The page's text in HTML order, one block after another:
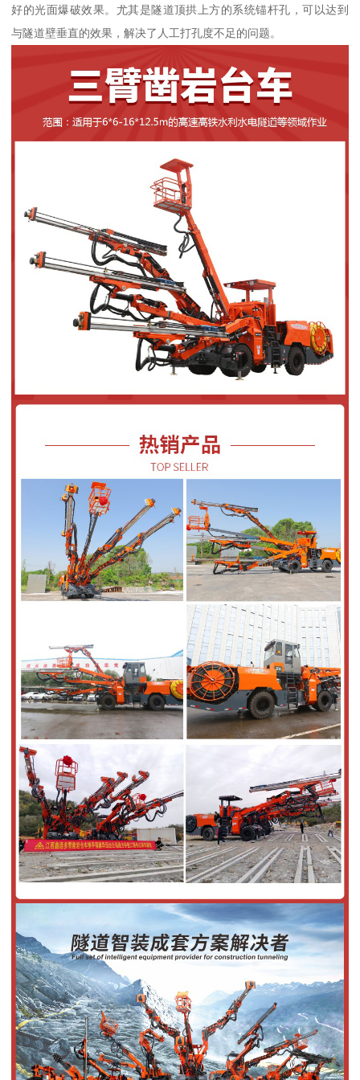
好的光面爆破效果。尤其是隧道顶拱上方的系统锚杆孔，可以达到
与隧道壁垂直的效果，解决了人工打孔度不足的问题。